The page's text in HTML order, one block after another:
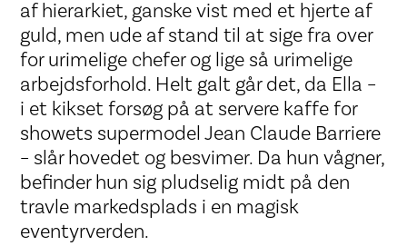
af hierarkiet, ganske vist med et hjerte af
guld, men ude af stand til at sige fra over
for urimelige chefer og lige så urimelige
arbejdsforhold. Helt galt går det, da Ella –
i et kikset forsøg på at servere kaffe for
showets supermodel Jean Claude Barriere
– slår hovedet og besvimer. Da hun vågner,
befinder hun sig pludselig midt på den
travle markedsplads i en magisk
eventyrverden.